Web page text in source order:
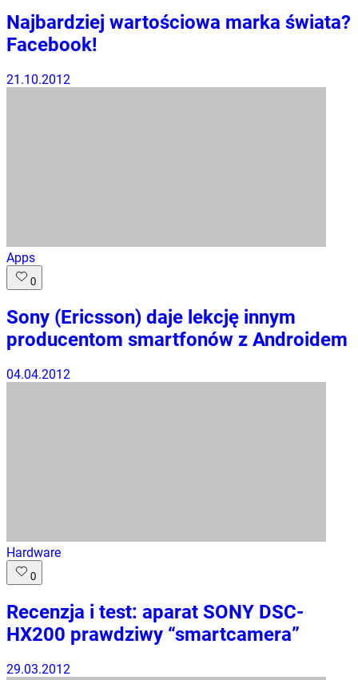
Najbardziej wartościowa marka świata?
Facebook!
21.10.2012
Apps
0
Sony (Ericsson) daje lekcję innym
producentom smartfonów z Androidem
04.04.2012
Hardware
0
Recenzja i test: aparat SONY DSC-
HX200 prawdziwy “smartcamera”
29.03.2012